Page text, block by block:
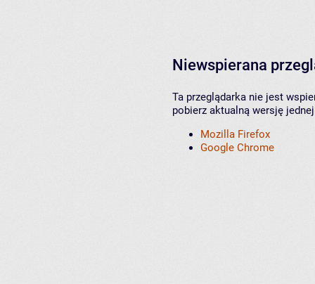
Niewspierana
Ta przeglądarka nie jest
pobierz aktualną wersję
Mozilla Firefox
Google Chrome